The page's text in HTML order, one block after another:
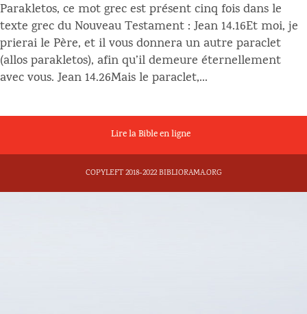
Parakletos, ce mot grec est présent cinq fois dans le
texte grec du Nouveau Testament : Jean 14.16Et moi, je
prierai le Père, et il vous donnera un autre paraclet
(allos parakletos), afin qu’il demeure éternellement
avec vous. Jean 14.26Mais le paraclet,...
Lire la Bible en ligne
COPYLEFT 2018-2022 BIBLIORAMA.ORG